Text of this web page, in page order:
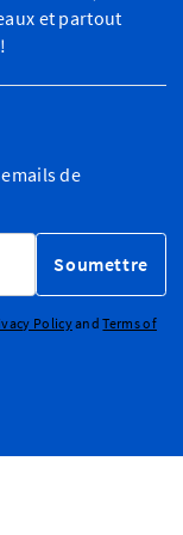
et partout
de
Soumettre
PolicyandTerms of